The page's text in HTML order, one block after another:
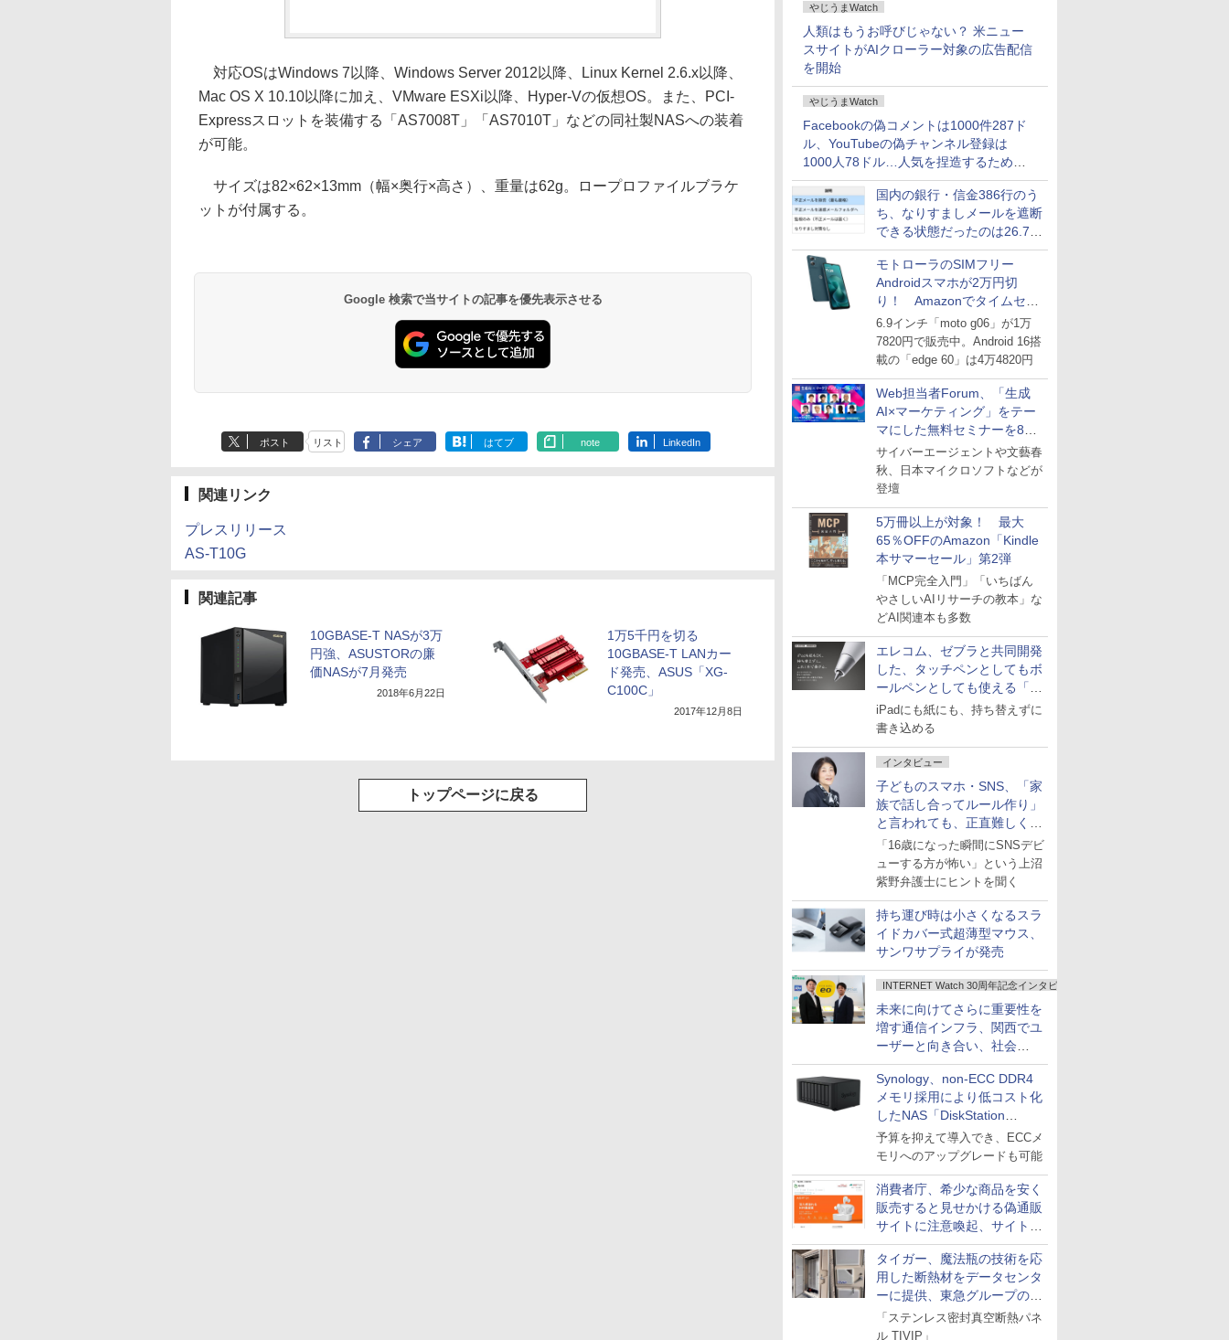
どいい【ぼっち・ざ・ろー
ど！その14】
やじうまWatch
人類はもうお呼びじゃない？ 米ニュー
スサイトがAIクローラー対象の広告配信
を開始
やじうまWatch
Facebookの偽コメントは1000件287ド
ル、YouTubeの偽チャンネル登録は
1000人78ドル…人気を捏造するための
価格リストが公開中
国内の銀行・信金386行のう
ち、なりすましメールを遮断
できる状態だったのは26.7％
にとどまる～GMOブランド
セキュリティ調査
モトローラのSIMフリー
Androidスマホが2万円切
り！ Amazonでタイムセー
ル
6.9インチ「moto g06」が1万
7820円で販売中。Android 16搭
載の「edge 60」は4万4820円
Web担当者Forum、「生成
AI×マーケティング」をテー
マにした無料セミナーを8月
27日にオンライン開催
サイバーエージェントや文藝春
秋、日本マイクロソフトなどが
登壇
5万冊以上が対象！ 最大
65％OFFのAmazon「Kindle
本サマーセール」第2弾
「MCP完全入門」「いちばん
やさしいAIリサーチの教本」な
どAI関連本も多数
エレコム、ゼブラと共同開発
した、タッチペンとしてもボ
ールペンとしても使える「ス
タイラスツーウェイ」発売
iPadにも紙にも、持ち替えずに
書き込める
インタビュー
子どものスマホ・SNS、「家
族で話し合ってルール作り」
と言われても、正直難しくな
いですか？
「16歳になった瞬間にSNSデビ
ューする方が怖い」という上沼
紫野弁護士にヒントを聞く
持ち運び時は小さくなるスラ
イドカバー式超薄型マウス、
サンワサプライが発売
INTERNET Watch 30周年記念インタビュー
未来に向けてさらに重要性を
増す通信インフラ、関西でユ
ーザーと向き合い、社会
の“あたらしい”を起動し続け
る～オプテージ
Synology、non-ECC DDR4
メモリ採用により低コスト化
したNAS「DiskStation
neo+」シリーズ
予算を抑えて導入でき、ECCメ
モリへのアップグレードも可能
消費者庁、希少な商品を安く
販売すると見せかける偽通販
サイトに注意喚起、サイト名
とドメイン名を公表
タイガー、魔法瓶の技術を応
用した断熱材をデータセンタ
ーに提供、東急グループの実
証実験で
「ステンレス密封真空断熱パネ
ル TIVIP」
対応OSはWindows 7以降、Windows Server 2012以降、Linux Kernel 2.6.x以降、
Mac OS X 10.10以降に加え、VMware ESXi以降、Hyper-Vの仮想OS。また、PCI-
Expressスロットを装備する「AS7008T」「AS7010T」などの同社製NASへの装着
が可能。
サイズは82×62×13mm（幅×奥行×高さ）、重量は62g。ロープロファイルブラケ
ットが付属する。
Google 検索で当サイトの記事を優先表示させる
ポスト リスト シェア はてブ note LinkedIn
関連リンク
プレスリリース
AS-T10G
関連記事
10GBASE-T NASが3万
円強、ASUSTORの廉
価NASが7月発売
2018年6月22日
1万5千円を切る
10GBASE-T LANカー
ド発売、ASUS「XG-
C100C」
2017年12月8日
トップページに戻る